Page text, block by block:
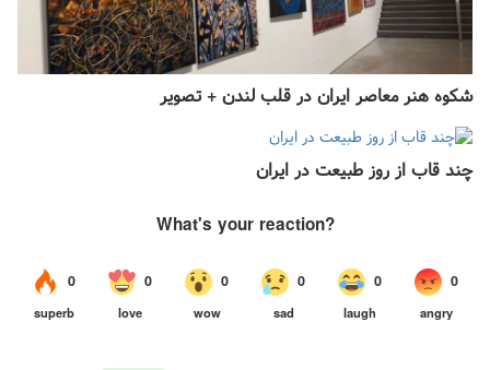
شکوه هنر معاصر ایران در قلب لندن + تصویر
چند قاب از روز طبیعت در ایران